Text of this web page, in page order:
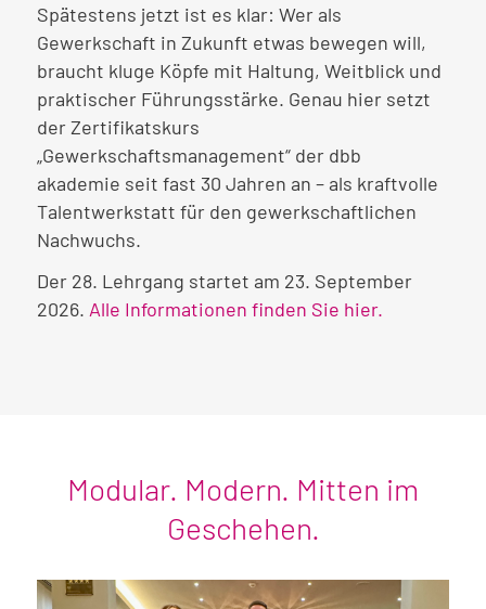
Spätestens jetzt ist es klar: Wer als
Gewerkschaft in Zukunft etwas bewegen will,
braucht kluge Köpfe mit Haltung, Weitblick und
praktischer Führungsstärke. Genau hier setzt
der Zertifikatskurs
„Gewerkschaftsmanagement“ der dbb
akademie seit fast 30 Jahren an – als kraftvolle
Talentwerkstatt für den gewerkschaftlichen
Nachwuchs.
Der 28. Lehrgang startet am 23. September
2026. Alle Informationen finden Sie hier.
Modular. Modern. Mitten im
Geschehen.